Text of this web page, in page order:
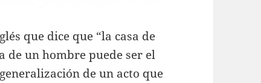
que dice que “la casa de
de un hombre puede ser el
de un acto que